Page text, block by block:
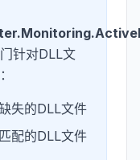
针对DLL文
失的DLL文件
配的DLL文件